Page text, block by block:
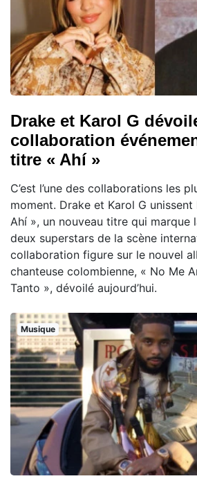
Drake et Karol G
collaboration
titre « Ahí »
C’est l’une des collaborations les
moment. Drake et Karol G unissent
Ahí », un nouveau titre qui marque
deux superstars de la scène
collaboration figure sur le nouvel
chanteuse colombienne, « No Me
Tanto », dévoilé aujourd’hui.
Musique